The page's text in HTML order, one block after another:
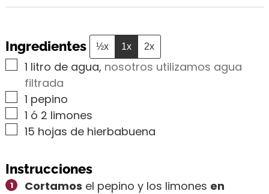
Ingredientes ½x 1x 2x
▢1 litro de agua, nosotros utilizamos agua
filtrada
▢1 pepino
▢1 ó 2 limones
▢
15 hojas de hierbabuena
Instrucciones
Cortamos el pepino y los limones en